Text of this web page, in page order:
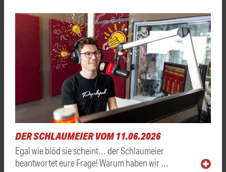
DER SCHLAUMEIER VOM 11.06.2026
Egal wie blöd sie scheint… der Schlaumeier
beantwortet eure Frage! Warum haben wir …